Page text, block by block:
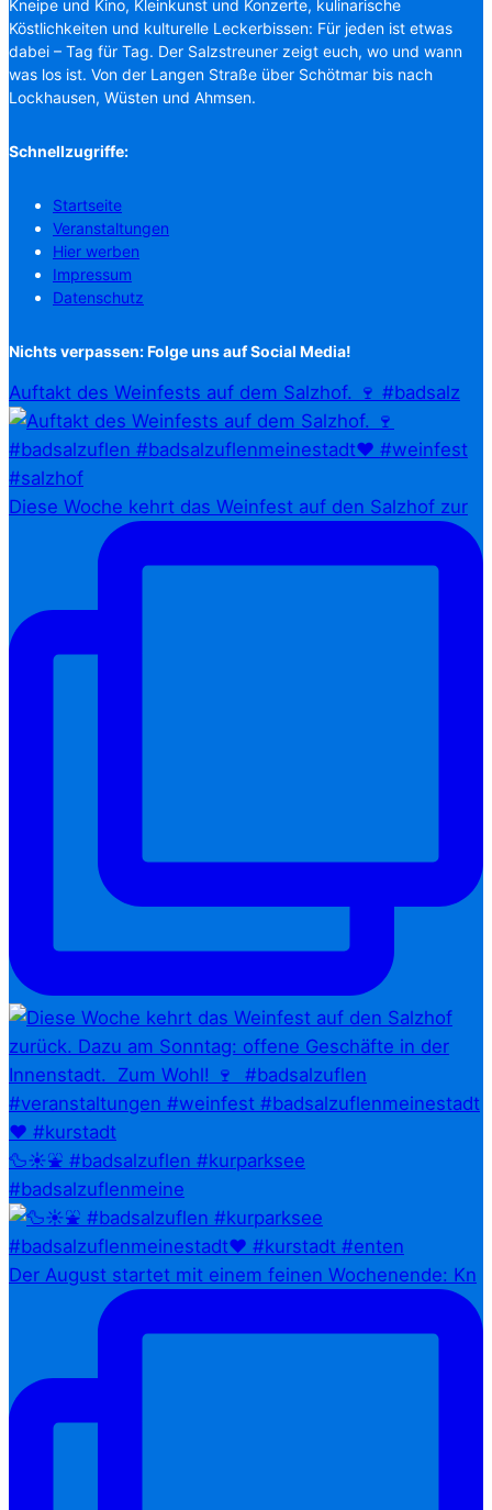
Kneipe und Kino, Kleinkunst und Konzerte, kulinarische
Köstlichkeiten und kulturelle Leckerbissen: Für jeden ist etwas
dabei – Tag für Tag. Der Salzstreuner zeigt euch, wo und wann
was los ist. Von der Langen Straße über Schötmar bis nach
Lockhausen, Wüsten und Ahmsen.
Schnellzugriffe:
Startseite
Veranstaltungen
Hier werben
Impressum
Datenschutz
Nichts verpassen: Folge uns auf Social Media!
Auftakt des Weinfests auf dem Salzhof. 🍷 #badsalz
Diese Woche kehrt das Weinfest auf den Salzhof zur
🦆☀️⛲ #badsalzuflen #kurparksee
#badsalzuflenmeine
Der August startet mit einem feinen Wochenende: Kn